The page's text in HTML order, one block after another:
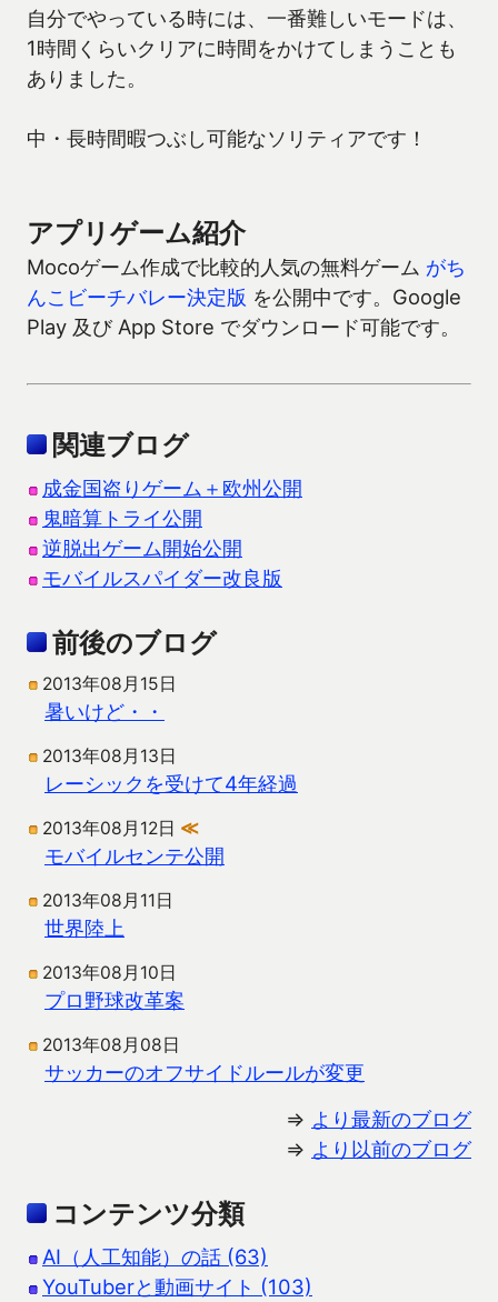
自分でやっている時には、一番難しいモードは、
1時間くらいクリアに時間をかけてしまうことも
ありました。
中・長時間暇つぶし可能なソリティアです！
アプリゲーム紹介
Mocoゲーム作成で比較的人気の無料ゲーム がち
んこビーチバレー決定版 を公開中です。Google
Play 及び App Store でダウンロード可能です。
関連ブログ
成金国盗りゲーム＋欧州公開
鬼暗算トライ公開
逆脱出ゲーム開始公開
モバイルスパイダー改良版
前後のブログ
2013年08月15日
暑いけど・・
2013年08月13日
レーシックを受けて4年経過
2013年08月12日 ≪
モバイルセンテ公開
2013年08月11日
世界陸上
2013年08月10日
プロ野球改革案
2013年08月08日
サッカーのオフサイドルールが変更
⇒ より最新のブログ
⇒ より以前のブログ
コンテンツ分類
AI（人工知能）の話 (63)
YouTuberと動画サイト (103)